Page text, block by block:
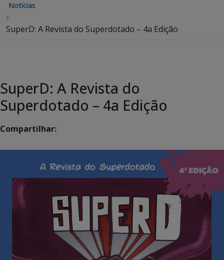
Notícias
SuperD: A Revista do Superdotado – 4a Edição
SuperD: A Revista do
Superdotado – 4a Edição
Compartilhar: